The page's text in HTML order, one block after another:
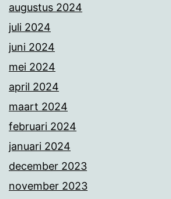
augustus 2024
juli 2024
juni 2024
mei 2024
april 2024
maart 2024
februari 2024
januari 2024
december 2023
november 2023